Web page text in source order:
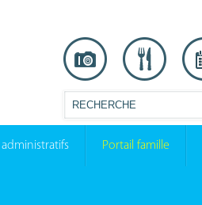
Portail famille